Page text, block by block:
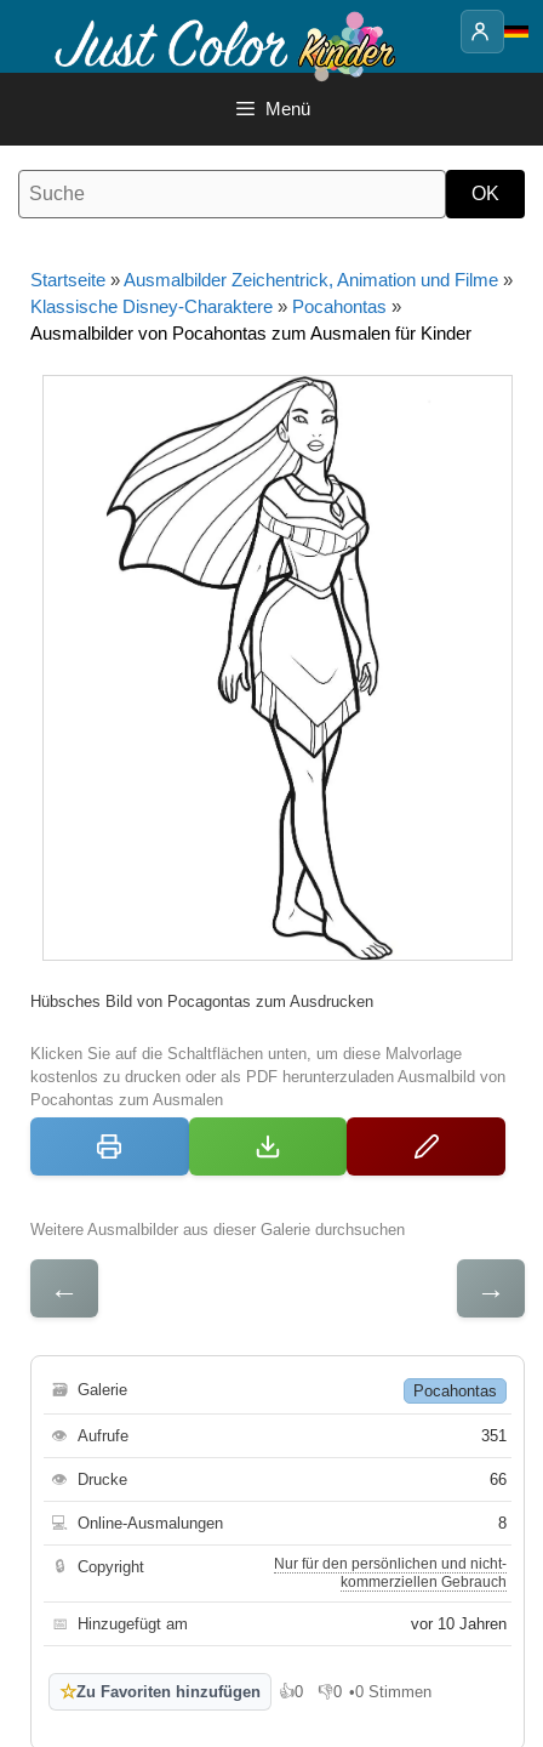
Inhalt
Menü
Startseite »Ausmalbilder Zeichentrick, Animation und Filme »
Klassische Disney-Charaktere » Pocahontas »
Ausmalbilder von Pocahontas zum Ausmalen für Kinder
Hübsches Bild von Pocagontas zum Ausdrucken
Klicken Sie auf die Schaltflächen unten, um diese Malvorlage
kostenlos zu drucken oder als PDF herunterzuladen Ausmalbild von
Pocahontas zum Ausmalen
Weitere Ausmalbilder aus dieser Galerie durchsuchen
← →
🗃 Galerie Pocahontas
👁 Aufrufe 351
👁 Drucke 66
💻 Online-Ausmalungen 8
🔒 Copyright
Nur für den persönlichen und nicht-
kommerziellen Gebrauch
📅 Hinzugefügt am vor 10 Jahren
☆Zu Favoriten hinzufügen 👍0
Gefällt mir
👎0
Gefällt mir nicht
•0 Stimmen